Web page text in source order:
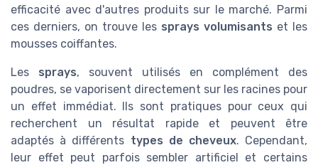
efficacité avec d'autres produits sur le marché. Parmi
ces derniers, on trouve les sprays volumisants et les
mousses coiffantes.
Les sprays, souvent utilisés en complément des
poudres, se vaporisent directement sur les racines pour
un effet immédiat. Ils sont pratiques pour ceux qui
recherchent un résultat rapide et peuvent être
adaptés à différents types de cheveux. Cependant,
leur effet peut parfois sembler artificiel et certains